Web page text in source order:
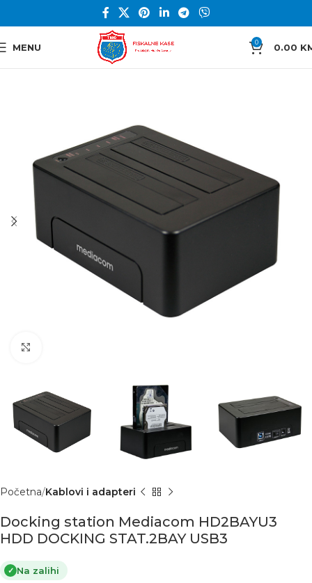
MENU 0 0.00
Početna Kablovi i adapteri
Docking station Mediacom HD2BAYU3
HDD DOCKING STAT.2BAY USB3
✓ Na zalihi